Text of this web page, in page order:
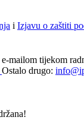
i Izjavu o zaštiti
mailom tijekom
Ostalo drugo: